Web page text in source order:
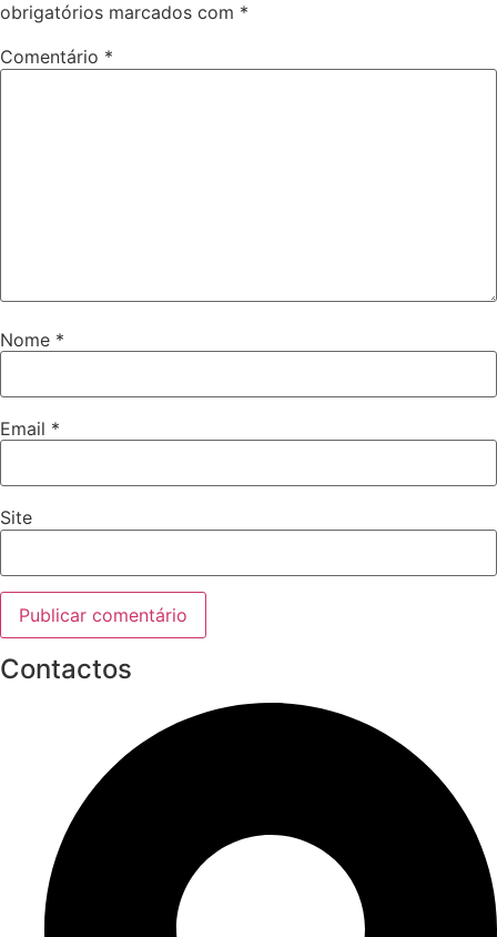
obrigatórios marcados com *
Comentário *
Nome *
Email *
Site
Contactos